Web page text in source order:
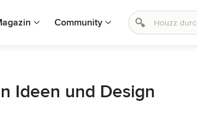
Community
Ideen und Design